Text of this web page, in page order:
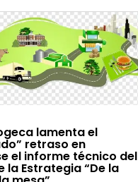
lamenta el
retraso en
el informe técnico del
la Estrategia “De la